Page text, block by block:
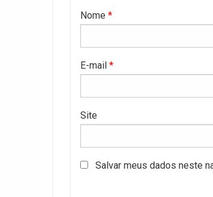
Nome *
E-mail *
Site
Salvar meus dados neste